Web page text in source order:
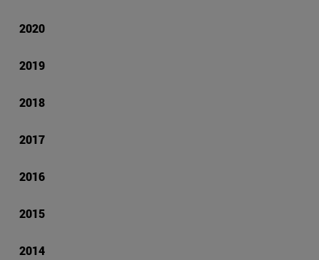
2020
2019
2018
2017
2016
2015
2014